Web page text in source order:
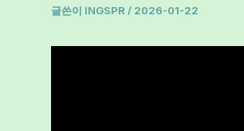
글쓴이 INGSPR / 2026-01-22